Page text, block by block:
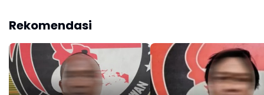
sebagai komoditi
bernilai Sejarah
Rekomendasi